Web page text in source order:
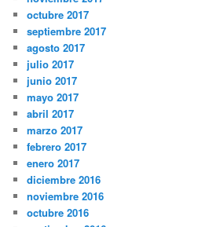
octubre 2017
septiembre 2017
agosto 2017
julio 2017
junio 2017
mayo 2017
abril 2017
marzo 2017
febrero 2017
enero 2017
diciembre 2016
noviembre 2016
octubre 2016